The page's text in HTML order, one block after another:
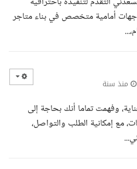
أمامية متخصص في بناء متاجر
منذ سنة
وفهمت تماما أنك بحاجة إلى
مع إمكانية الطلب والتواصل،